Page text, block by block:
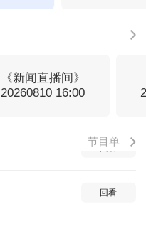
《新闻直播间》
20260810 16:00
节目单
回看
回看